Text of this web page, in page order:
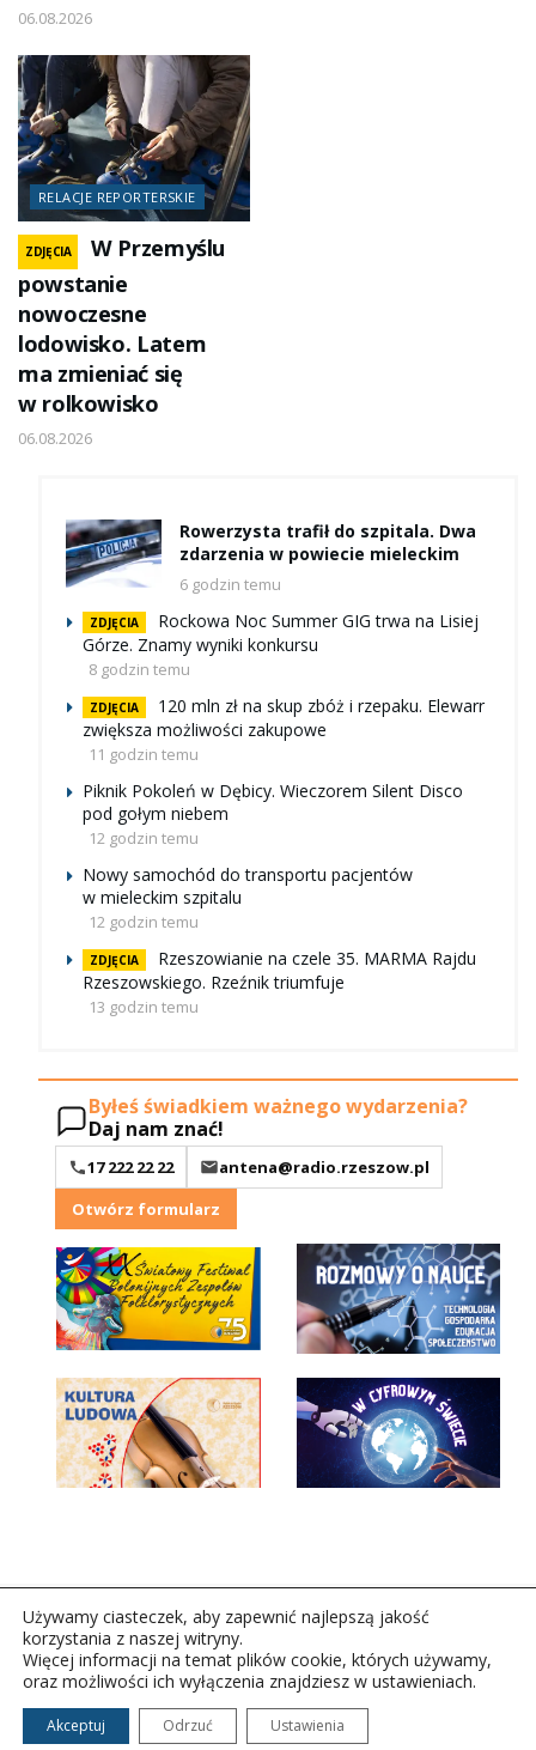
06.08.2026
RELACJE REPORTERSKIE
ZDJĘCIA
W Przemyślu
powstanie
nowoczesne
lodowisko. Latem
ma zmieniać się
w rolkowisko
06.08.2026
Rowerzysta trafił do szpitala. Dwa
zdarzenia w powiecie mieleckim
6 godzin temu
ZDJĘCIA
Rockowa Noc Summer GIG trwa na Lisiej
Górze. Znamy wyniki konkursu
8 godzin temu
ZDJĘCIA
120 mln zł na skup zbóż i rzepaku. Elewarr
zwiększa możliwości zakupowe
11 godzin temu
Piknik Pokoleń w Dębicy. Wieczorem Silent Disco
pod gołym niebem
12 godzin temu
Nowy samochód do transportu pacjentów
w mieleckim szpitalu
12 godzin temu
ZDJĘCIA
Rzeszowianie na czele 35. MARMA Rajdu
Rzeszowskiego. Rzeźnik triumfuje
13 godzin temu
Byłeś świadkiem ważnego wydarzenia?
Daj nam znać!
17 222 22 22
antena@radio.rzeszow.pl
Otwórz formularz
Copyright © 2026Polskie Radio Rzeszów S.A. w likwidacj.
Wszelkie prawa zastrzeżone.
Używamy ciasteczek, aby zapewnić najlepszą jakość
korzystania z naszej witryny.
Więcej informacji na temat plików cookie, których używamy,
oraz możliwości ich wyłączenia znajdziesz w ustawieniach.
Akceptuj Odrzuć Ustawienia